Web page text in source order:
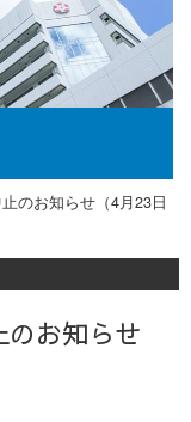
のお知らせ（4月23日
お知らせ